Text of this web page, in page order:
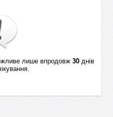
лише впродовж 30днів